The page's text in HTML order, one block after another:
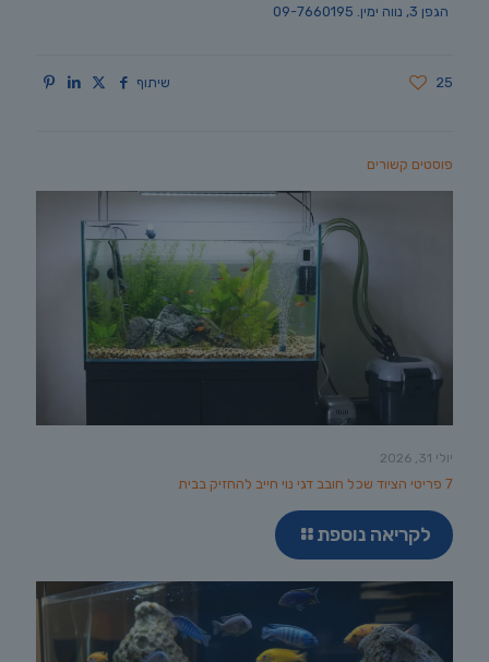
הגפן 3, נווה ימין. 09-7660195
שיתוף 25
פוסטים קשורים
יולי 31, 2026
7 פריטי הציוד שכל חובב דגי נוי חייב להחזיק בבית
לקריאה נוספת